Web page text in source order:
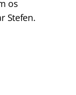
os
Stefen.